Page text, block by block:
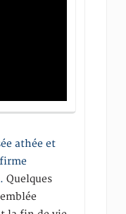
athée et
Quelques